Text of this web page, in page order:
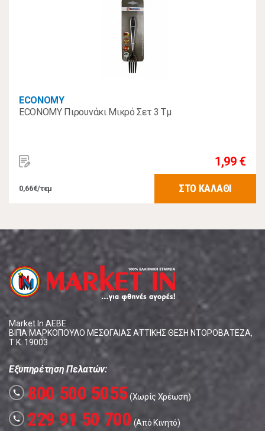
ECONOMY
ECONOMY Πιρουνάκι Μικρό Σετ 3 Τμ
1,99 €
0,66€/τεμ ΣΤΟ ΚΑΛΑΘΙ
Market In ΑΕΒΕ
ΒΙΠΑ ΜΑΡΚΟΠΟΥΛΟ ΜΕΣΟΓΑΙΑΣ ΑΤΤΙΚΗΣ ΘΕΣΗ ΝΤΟΡΟΒΑΤΕΖΑ,
Τ.Κ. 19003
Εξυπηρέτηση Πελατών:
call 800 500 5055(Χωρίς Χρέωση)
call 229 91 50 700 (Από Κινητό)